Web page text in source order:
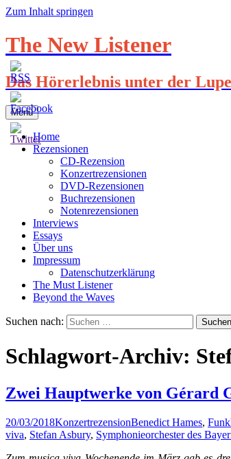
Zum Inhalt springen
The New Listener
Das Hörerlebnis unter der
Menü
Home
Rezensionen
CD-Rezension
Konzertrezensionen
DVD-Rezensionen
Buchrezensionen
Notenrezensionen
Interviews
Essays
Über uns
Impressum
Datenschutzerklärung
The Must Listener
Beyond the Waves
Suchen nach:
Schlagwort-Archiv:
Zwei Hauptwerke von Gérard
20/03/2018KonzertrezensionBenedict Hames,
viva, Stefan Asbury, Symphonieorchester des